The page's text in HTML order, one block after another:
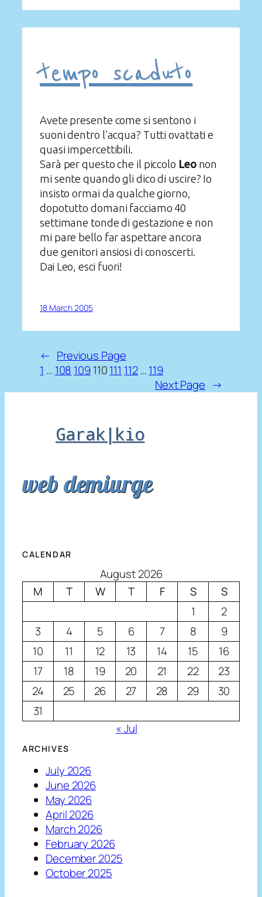
tempo scaduto
Avete presente come si sentono i
suoni dentro l’acqua? Tutti ovattati e
quasi impercettibili.
Sarà per questo che il piccolo Leonon
mi sente quando gli dico di uscire? Io
insisto ormai da qualche giorno,
dopotutto domani facciamo 40
settimane tonde di gestazione e non
mi pare bello far aspettare ancora
due genitori ansiosi di conoscerti.
Dai Leo, esci fuori!
18 March 2005
← Previous Page
1 … 108 109110111 112 …119
Next Page →
Garak|kio
web demiurge
CALENDAR
August 2026
M
T W T F S
S
1
2
3
4 5 6 7 8
9
10
11 12 13 14 15
16
17
18 19 20 21 22
23
24
25 26 27 28 29
30
31
« Jul
ARCHIVES
July 2026
June 2026
May 2026
April 2026
March 2026
February 2026
December 2025
October 2025